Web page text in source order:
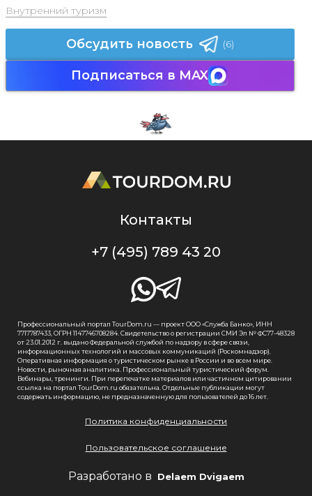
Внутренний туризм
Обсудить новость (6)
Подписаться в MAX
Контакты
+7 (495) 789 43 20
Профессиональный портал TourDom.ru — проект ООО «Служба Банко», ИНН
7717787433, ОГРН 1147746708284. Свидетельство о регистрации СМИ Эл № ФС77-48328
от 23.01.2012 г. выдано Федеральной службой по надзору в сфере связи,
информационных технологий и массовых коммуникаций (Роскомнадзор).
Оперативная информация о туристическом рынке в России и во всем мире.
Новости, рыночная аналитика. Профессиональный туристический форум.
Вебинары, тренинги. При перепечатке материалов или частичном цитировании
ссылка на портал TourDom.ru обязательна. Отдельные публикации могут
содержать информацию, не предназначенную для пользователей до 16 лет.
Политика конфиденциальности
Пользовательское соглашение
Разработано в Delaem Dvigaem